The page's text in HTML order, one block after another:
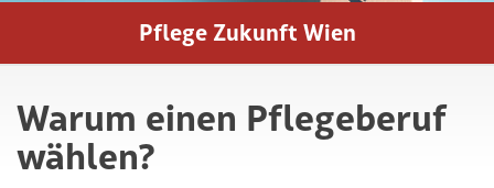
Pflege Zukunft Wien
Warum einen Pflegeberuf
wählen?